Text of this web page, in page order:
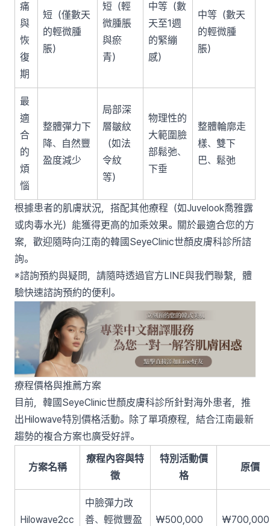
痛
與
恢
復
期
短（僅數天
的輕微腫
脹）
短（輕
微腫脹
與瘀
青）
中等（數
天至1週
的緊繃
感）
中等（數天
的輕微腫
脹）
最
適
合
的
煩
惱
整體彈力下
降、自然豐
盈度減少
局部深
層皺紋
（如法
令紋
等）
物理性的
大範圍臉
部鬆弛、
下垂
整體輪廓走
樣、雙下
巴、鬆弛
根據患者的肌膚狀況，搭配其他療程（如Juvelook喬雅露
或肉毒水光）能獲得更高的加乘效果。關於最適合您的方
案，歡迎隨時向江南的韓國SeyeClinic世顏皮膚科診所諮
詢。
※諮詢預約與疑問，請隨時透過官方LINE與我們聯繫，體
驗快速諮詢預約的便利。
療程價格與推薦方案
目前，韓國SeyeClinic世顏皮膚科診所針對海外患者，推
出Hilowave特別價格活動。除了單項療程，結合江南最新
趨勢的複合方案也廣受好評。
方案名稱
療程內容與特
徵
特別活動價
格
原價
Hilowave2cc
中臉彈力改
善、輕微豐盈
₩500,000 ₩700,000